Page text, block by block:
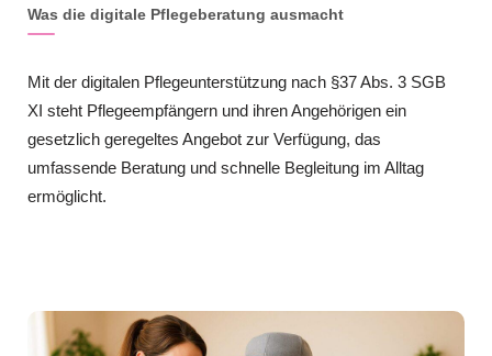
Was die digitale Pflegeberatung ausmacht
Mit der digitalen Pflegeunterstützung nach §37 Abs. 3 SGB
XI steht Pflegeempfängern und ihren Angehörigen ein
gesetzlich geregeltes Angebot zur Verfügung, das
umfassende Beratung und schnelle Begleitung im Alltag
ermöglicht.